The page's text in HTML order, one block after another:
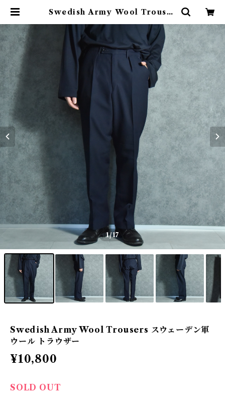
Swedish Army Wool Trouser
ー | mark & collars (マークアン
ドカラーズ)
1/17
Swedish Army Wool Trousers スウェーデン軍
ウール トラウザー
¥10,800
SOLD OUT